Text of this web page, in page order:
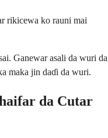
rikicewa ko rauni mai
Ganewar asali da wuri da
maka jin daɗi da wuri.
da Cutar